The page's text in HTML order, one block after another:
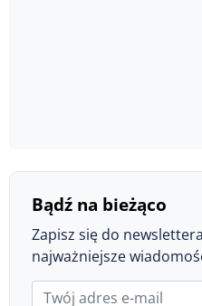
Bądź na bieżąco
Zapisz się do
najważniejsze